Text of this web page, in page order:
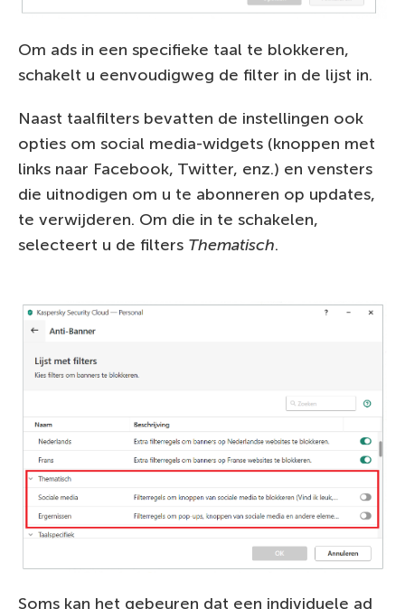
Om ads in een specifieke taal te blokkeren,
schakelt u eenvoudigweg de filter in de lijst in.
Naast taalfilters bevatten de instellingen ook
opties om social media-widgets (knoppen met
links naar Facebook, Twitter, enz.) en vensters
die uitnodigen om u te abonneren op updates,
te verwijderen. Om die in te schakelen,
selecteert u de filters Thematisch.
Soms kan het gebeuren dat een individuele ad